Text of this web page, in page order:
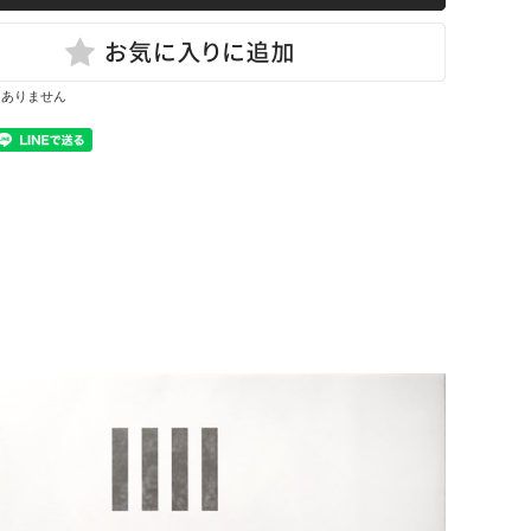
りません